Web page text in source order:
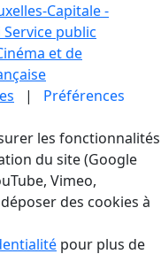
Capitale -
Service public
et de
| Préférences
les fonctionnalités
du site (Google
Vimeo,
des cookies à
pour plus de